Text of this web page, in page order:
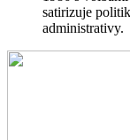
satirizuje
administrativy.